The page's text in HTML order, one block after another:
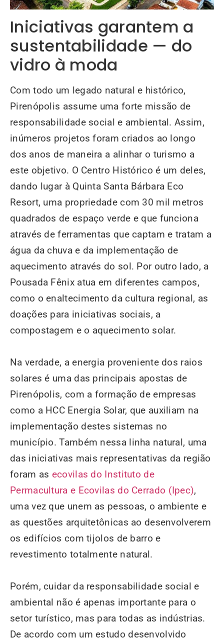
Iniciativas garantem a
sustentabilidade — do
vidro à moda
Com todo um legado natural e histórico,
Pirenópolis assume uma forte missão de
responsabilidade social e ambiental. Assim,
inúmeros projetos foram criados ao longo
dos anos de maneira a alinhar o turismo a
este objetivo. O Centro Histórico é um deles,
dando lugar à Quinta Santa Bárbara Eco
Resort, uma propriedade com 30 mil metros
quadrados de espaço verde e que funciona
através de ferramentas que captam e tratam a
água da chuva e da implementação de
aquecimento através do sol. Por outro lado, a
Pousada Fênix atua em diferentes campos,
como o enaltecimento da cultura regional, as
doações para iniciativas sociais, a
compostagem e o aquecimento solar.
Na verdade, a energia proveniente dos raios
solares é uma das principais apostas de
Pirenópolis, com a formação de empresas
como a HCC Energia Solar, que auxiliam na
implementação destes sistemas no
município. Também nessa linha natural, uma
das iniciativas mais representativas da região
foram as ecovilas do Instituto de
Permacultura e Ecovilas do Cerrado (Ipec),
uma vez que unem as pessoas, o ambiente e
as questões arquitetônicas ao desenvolverem
os edifícios com tijolos de barro e
revestimento totalmente natural.
Porém, cuidar da responsabilidade social e
ambiental não é apenas importante para o
setor turístico, mas para todas as indústrias.
De acordo com um estudo desenvolvido